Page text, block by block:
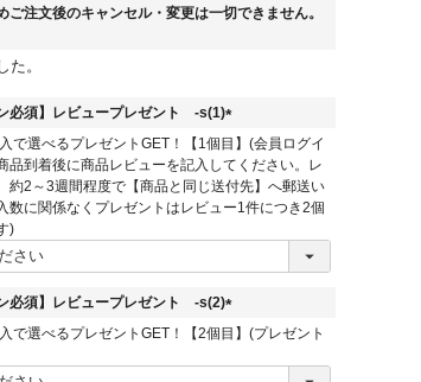
ご注文後のキャンセル・変更は一切できません。
た。
ン必須】レビュープレゼント -s(1)
(
必
須
)
で選べるプレゼントGET！【1個目】(会員ログイ
品到着後に商品レビューを記入してください。レ
約2～3週間程度で【商品と同じ送付先】へ郵送い
数に関係なくプレゼントはレビュー1件につき2個
)
ン必須】レビュープレゼント -s(2)
(
須
で選べるプレゼントGET！【2個目】(プレゼント